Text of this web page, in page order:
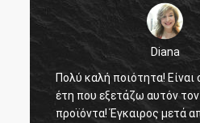
Diana
Πολύ καλή ποιότητα! Είναι
έτη που εξετάζω αυτόν
προϊόντα! Έγκαιρος μετά από την